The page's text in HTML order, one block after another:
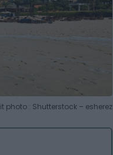
photo : Shutterstock – esherez